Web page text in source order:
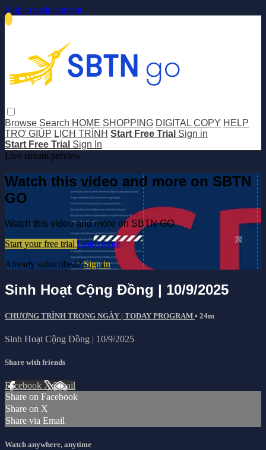
Skip to main content
Browse Search HOME SHOPPING DIGITAL COPY HELP
TRỢ GIÚP LỊCH TRÌNH Start Free Trial Sign in
Start Free Trial Sign In
Live stream preview
Watch this video and more on SBTN
GO
Watch this video and more on SBTN GO
Start your free trial Learn more
Already subscribed?Sign in
Sinh Hoạt Cộng Đồng | 10/9/2025
CHƯƠNG TRÌNH TRONG NGÀY | TODAY PROGRAM • 24m
Sinh Hoạt Cộng Đồng | 10/9/2025
Share with friends
Facebook XEmail
Share on Facebook
Share on X
Share via Email
Watch anywhere, anytime